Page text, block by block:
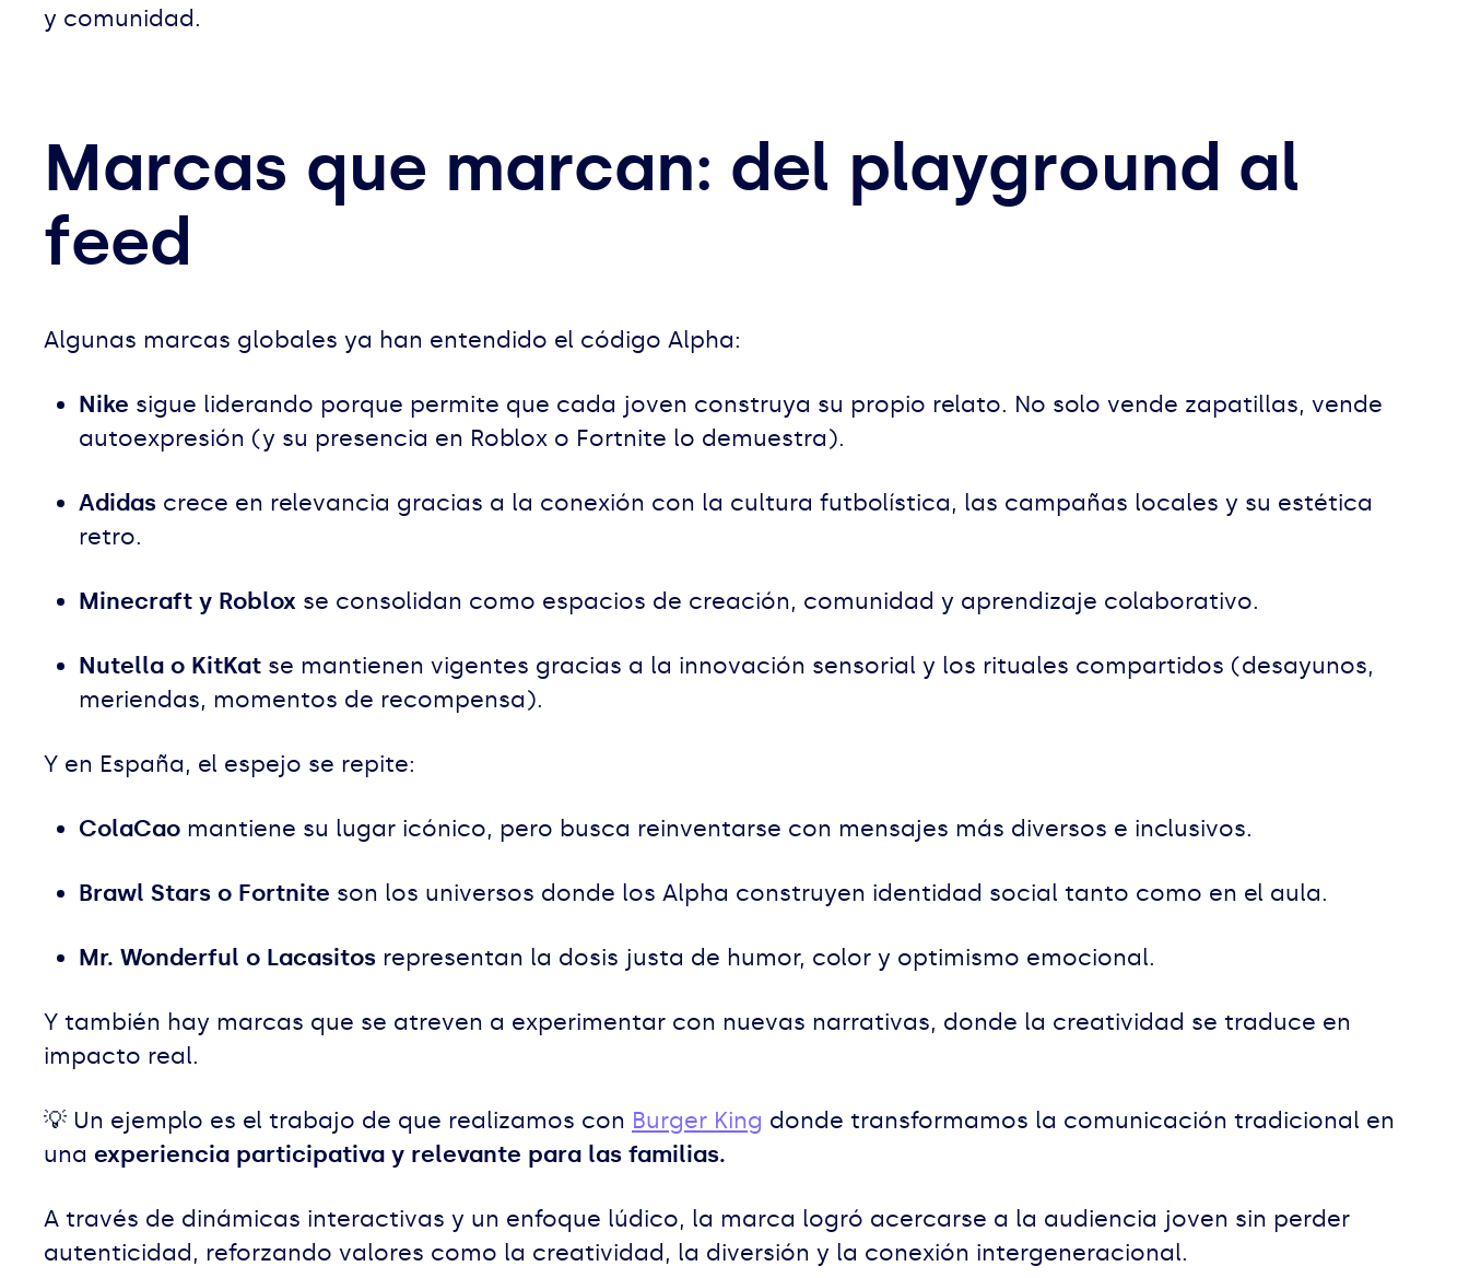
y comunidad.
Marcas que marcan: del playground al
feed
Algunas marcas globales ya han entendido el código Alpha:
Nike sigue liderando porque permite que cada joven construya su propio relato. No solo vende zapatillas, vende
autoexpresión (y su presencia en Roblox o Fortnite lo demuestra).
Adidas crece en relevancia gracias a la conexión con la cultura futbolística, las campañas locales y su estética
retro.
Minecraft y Roblox se consolidan como espacios de creación, comunidad y aprendizaje colaborativo.
Nutella o KitKat se mantienen vigentes gracias a la innovación sensorial y los rituales compartidos (desayunos,
meriendas, momentos de recompensa).
Y en España, el espejo se repite:
ColaCao mantiene su lugar icónico, pero busca reinventarse con mensajes más diversos e inclusivos.
Brawl Stars o Fortnite son los universos donde los Alpha construyen identidad social tanto como en el aula.
Mr. Wonderful o Lacasitos representan la dosis justa de humor, color y optimismo emocional.
Y también hay marcas que se atreven a experimentar con nuevas narrativas, donde la creatividad se traduce en
impacto real.
💡 Un ejemplo es el trabajo de que realizamos con Burger King donde transformamos la comunicación tradicional en
una experiencia participativa y relevante para las familias.
A través de dinámicas interactivas y un enfoque lúdico, la marca logró acercarse a la audiencia joven sin perder
autenticidad, reforzando valores como la creatividad, la diversión y la conexión intergeneracional.